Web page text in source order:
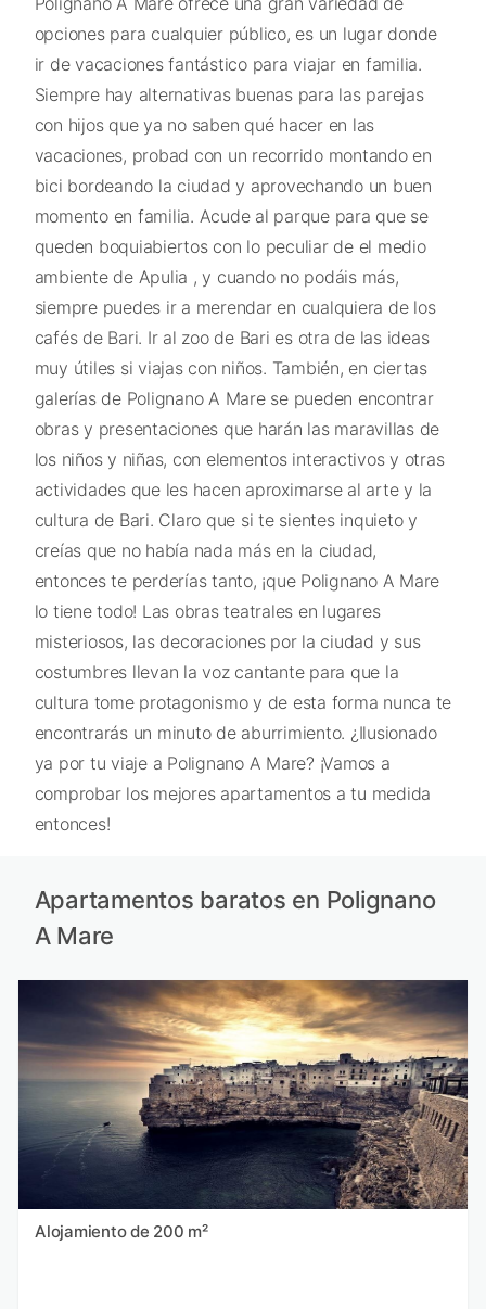
opciones para cualquier público, es un lugar donde
ir de vacaciones fantástico para viajar en familia.
Siempre hay alternativas buenas para las parejas
con hijos que ya no saben qué hacer en las
vacaciones, probad con un recorrido montando en
bici bordeando la ciudad y aprovechando un buen
momento en familia. Acude al parque para que se
queden boquiabiertos con lo peculiar de el medio
ambiente de Apulia , y cuando no podáis más,
siempre puedes ir a merendar en cualquiera de los
cafés de Bari. Ir al zoo de Bari es otra de las ideas
muy útiles si viajas con niños. También, en ciertas
galerías de Polignano A Mare se pueden encontrar
obras y presentaciones que harán las maravillas de
los niños y niñas, con elementos interactivos y otras
actividades que les hacen aproximarse al arte y la
cultura de Bari. Claro que si te sientes inquieto y
creías que no había nada más en la ciudad,
entonces te perderías tanto, ¡que Polignano A Mare
lo tiene todo! Las obras teatrales en lugares
misteriosos, las decoraciones por la ciudad y sus
costumbres llevan la voz cantante para que la
cultura tome protagonismo y de esta forma nunca te
encontrarás un minuto de aburrimiento. ¿Ilusionado
ya por tu viaje a Polignano A Mare? ¡Vamos a
comprobar los mejores apartamentos a tu medida
entonces!
Apartamentos baratos en Polignano
A Mare
Alojamiento de 200 m²